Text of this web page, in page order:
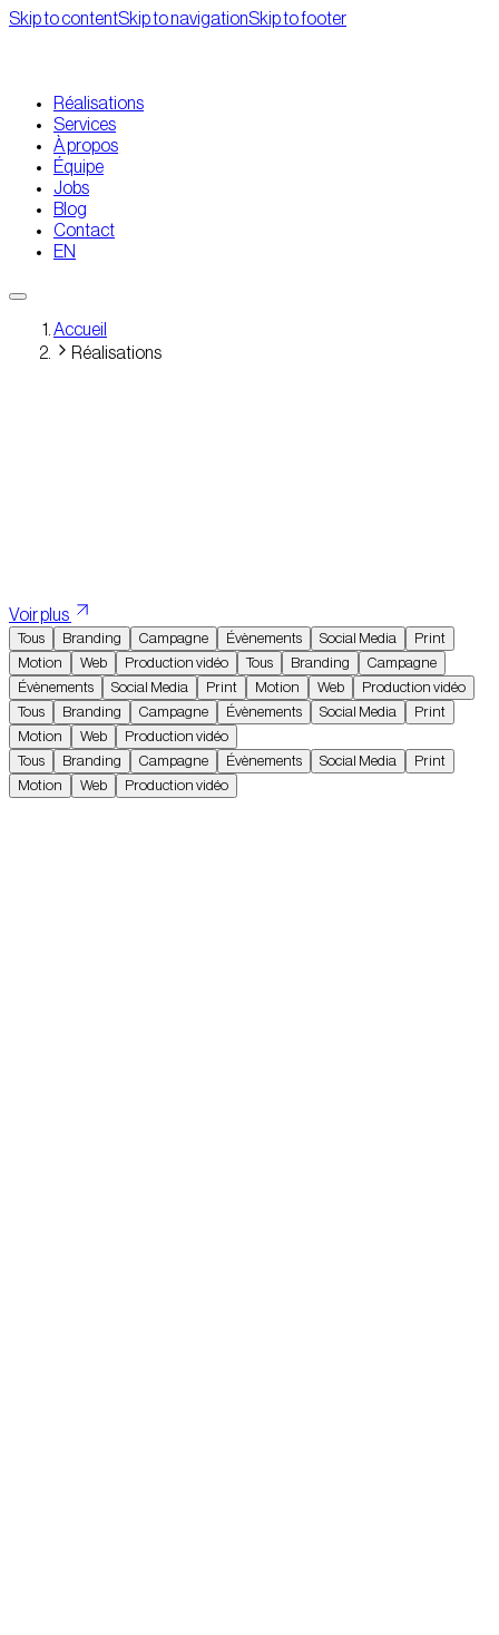
Skip to contentSkip to navigationSkip to footer
Réalisations
Services
À propos
Équipe
Jobs
Blog
Contact
EN
Accueil
Réalisations
Voir plus
Tous Branding Campagne Évènements Social Media
Print
Motion
Web Production vidéo Tous Branding
Campagne
Évènements
Social Media Print Motion Web
Production vidéo
Tous
Branding Campagne Évènements Social Media
Print
Motion
Web
Production vidéo
Tous
Branding Campagne Évènements Social Media
Print
Motion
Web Production vidéo